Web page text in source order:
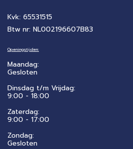
Kvk: 65531515
Btw nr: NL002196607B83
Openingstijden:
Maandag:
Gesloten
Dinsdag t/m Vrijdag:
9:00 - 18:00
Zaterdag:
​9:00 - 17:00
Zondag:
Gesloten